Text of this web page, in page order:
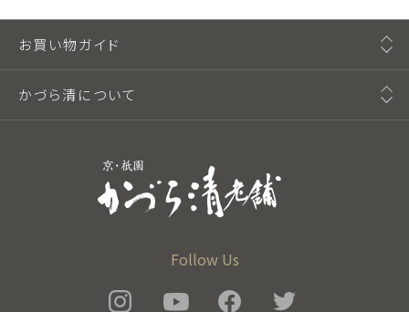
Follow Us
お買い物ガイド
かづら清について